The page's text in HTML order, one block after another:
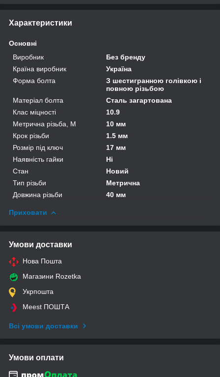
Характеристики
Основні
Виробник
Без бренду
Країна виробник
Україна
Форма болта
З шестигранною голівкою і
повною різьбою
Матеріал болта
Сталь загартована
Клас міцності
10.9
Метрична різьба, М
10 мм
Крок різьби
1.5 мм
Розмір під ключ
17 мм
Наявність гайки
Ні
Стан
Новий
Тип різьби
Метрична
Довжина різьби
40 мм
Приховати
Умови доставки
Нова Пошта
Магазини Rozetka
Укрпошта
Meest ПОШТА
Всі умови доставки
Умови оплати